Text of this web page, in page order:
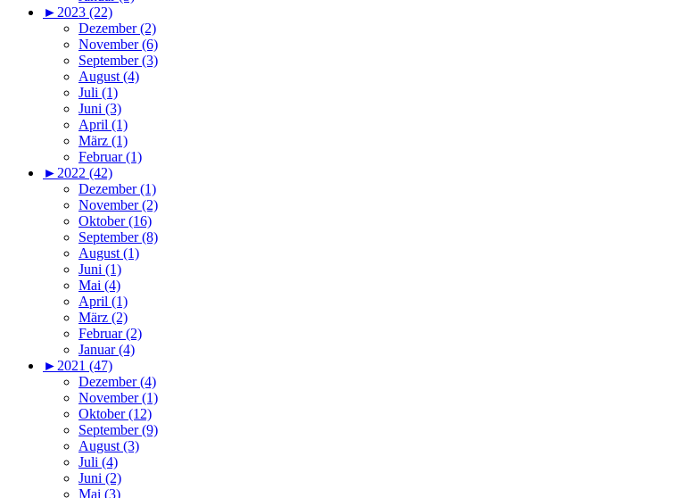
► 2023 (22)
Dezember (2)
November (6)
September (3)
August (4)
Juli (1)
Juni (3)
April (1)
März (1)
Februar (1)
► 2022 (42)
Dezember (1)
November (2)
Oktober (16)
September (8)
August (1)
Juni (1)
Mai (4)
April (1)
März (2)
Februar (2)
Januar (4)
► 2021 (47)
Dezember (4)
November (1)
Oktober (12)
September (9)
August (3)
Juli (4)
Juni (2)
Mai (3)